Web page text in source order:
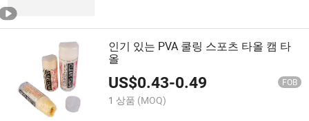
인기 있는 PVA 쿨링 스포츠 타올 캠 타
올
US$0.43-0.49 FOB
1 상품 (MOQ)